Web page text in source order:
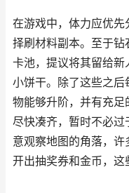
在游戏中，体力应优
择刷材料副本。至于
卡池，提议将其留给
小饼干。除了这些之
物能够升阶，并有充
尽快凑齐，暂时不必
意观察地图的角落，
开出抽奖券和金币，这